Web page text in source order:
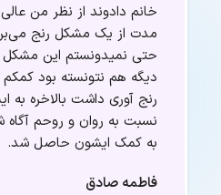
خانم دادوند از نظر من
مدت از یک مشکل رنج
حتی نمیدونستم این
دیگه هم نتونسته بود کمکم
رنج آوری داشت بالاخره به
نسبت به روان و روحم
به کمک ایشون حاصل شد.
فاطمه صادق